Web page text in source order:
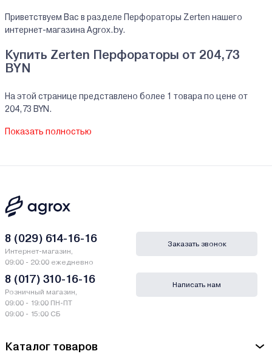
Приветствуем Вас в разделе Перфораторы Zerten нашего
интернет-магазина Agrox.by.
Купить Zerten Перфораторы от 204,73
BYN
На этой странице представлено более 1 товара по цене от
204,73 BYN.
предоставляем официальную гарантию.
В нашем интернет-магазине Вы можете приобристи товары
Zerten за наличный и безналичный расчет. А также в кредит,
ведущих банков Беларуси.
Гарантии и сервис - Перфораторы Zerten
Производитель Zerten - ООО "Форте Холдинг ГмбХ". РФ,
344025, Ростов-на-Дону, Буденновский просп., 62 2
Показать полностью
Каталог товаров
8 (029) 614-16-16
Интернет-магазин,
09:00 - 20:00 ежедневно
8 (017) 310-16-16
Розничный магазин,
09:00 - 19:00 ПН-ПТ
09:00 - 15:00 СБ
Заказать звонок
Написать нам